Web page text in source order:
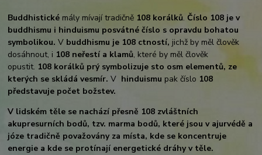
Buddhistické mály mívají tradičně 108 korálků. Číslo 108 je v
buddhismu i hinduismu posvátné číslo s opravdu bohatou
symbolikou. V buddhismu je 108 ctností, jichž by měl člověk
dosáhnout, i 108 neřestí a klamů, které by měl člověk
opustit. 108 korálků prý symbolizuje sto osm elementů, ze
kterých se skládá vesmír.V hinduismu pak číslo 108
představuje počet božstev.
V lidském těle se nachází přesně 108 zvláštních
akupresurních bodů, tzv. marma bodů, které jsou v ajurvédě a
józe tradičně považovány za místa, kde se koncentruje
energie a kde se protínají energetické dráhy v těle.